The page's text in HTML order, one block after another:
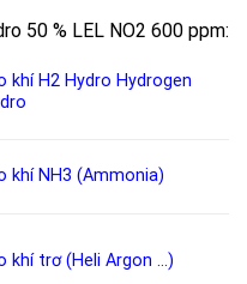
50 % LEL NO2 600 ppm:
khí H2 Hydro Hydrogen
khí NH3 (Ammonia)
khí trơ (Heli Argon …)